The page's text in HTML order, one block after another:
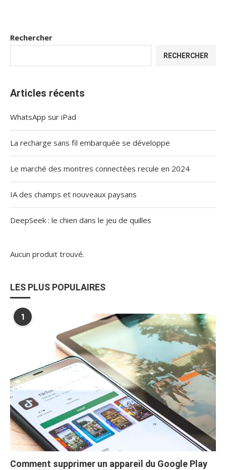
Rechercher
RECHERCHER
Articles récents
WhatsApp sur iPad
La recharge sans fil embarquée se développe
Le marché des montres connectées recule en 2024
IA des champs et nouveaux paysans
DeepSeek : le chien dans le jeu de quilles
Aucun produit trouvé.
LES PLUS POPULAIRES
1
Comment supprimer un appareil du Google Play